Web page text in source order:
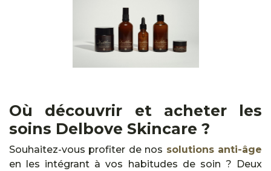
Où découvrir et acheter les
soins Delbove Skincare ?
Souhaitez-vous profiter de nos solutions anti-âge
en les intégrant à vos habitudes de soin ? Deux